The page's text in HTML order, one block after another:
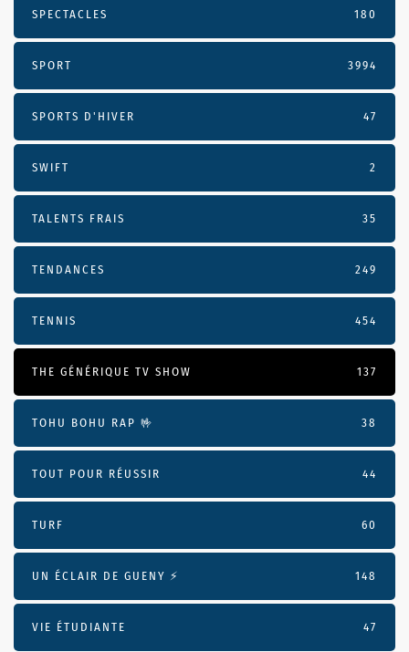
SPECTACLES 180
SPORT 3994
SPORTS D'HIVER 47
SWIFT 2
TALENTS FRAIS 35
TENDANCES 249
TENNIS 454
THE GÉNÉRIQUE TV SHOW 137
TOHU BOHU RAP 🤟 38
TOUT POUR RÉUSSIR 44
TURF 60
UN ÉCLAIR DE GUENY ⚡️ 148
VIE ÉTUDIANTE 47